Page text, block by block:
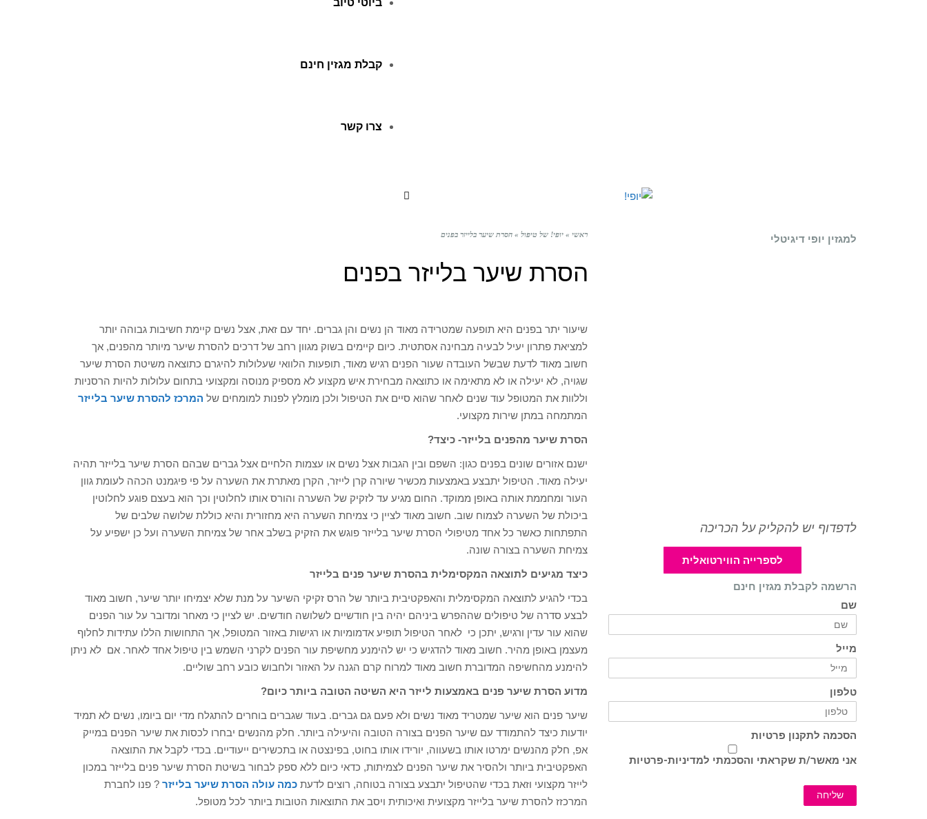
ביוטי טיוב
קבלת מגזין חינם
צרו קשר
ראשי » יופי! של טיפול » הסרת שיער בלייזר בפנים
הסרת שיער בלייזר בפנים
שיעור יתר בפנים היא תופעה שמטרידה מאוד הן נשים והן גברים. יחד עם זאת, אצל נשים קיימת חשיבות גבוהה יותר
למציאת פתרון יעיל לבעיה מבחינה אסתטית. כיום קיימים בשוק מגוון רחב של דרכים להסרת שיער מיותר מהפנים, אך
חשוב מאוד לדעת שבשל העובדה שעור הפנים רגיש מאוד, תופעות הלוואי שעלולות להיגרם כתוצאה משיטת הסרת שיער
שגויה, לא יעילה או לא מתאימה או כתוצאה מבחירת איש מקצוע לא מספיק מנוסה ומקצועי בתחום עלולות להיות הרסניות
וללוות את המטופל עוד שנים לאחר שהוא סיים את הטיפול ולכן מומלץ לפנות למומחים של המרכז להסרת שיער בלייזר
המתמחה במתן שירות מקצועי.
הסרת שיער מהפנים בלייזר- כיצד?
ישנם אזורים שונים בפנים כגון: השפם ובין הגבות אצל נשים או עצמות הלחיים אצל גברים שבהם הסרת שיער בלייזר תהיה
יעילה מאוד. הטיפול יתבצע באמצעות מכשיר שיורה קרן לייזר, הקרן מאתרת את השערה על פי פיגמנט הכהה לעומת גוון
העור ומחממת אותה באופן ממוקד. החום מגיע עד לזקיק של השערה והורס אותו לחלוטין וכך הוא בעצם פוגע לחלוטין
ביכולת של השערה לצמוח שוב. חשוב מאוד לציין כי צמיחת השערה היא מחזורית והיא כוללת שלושה שלבים של
התפתחות כאשר כל אחד מטיפולי הסרת שיער בלייזר פוגש את הזקיק בשלב אחר של צמיחת השערה ועל כן ישפיע על
צמיחת השערה בצורה שונה.
כיצד מגיעים לתוצאה המקסימלית בהסרת שיער פנים בלייזר
בכדי להגיע לתוצאה המקסימלית והאפקטיבית ביותר של הרס זקיקי השיער על מנת שלא יצמיחו יותר שיער, חשוב מאוד
לבצע סדרה של טיפולים שההפרש ביניהם יהיה בין חודשיים לשלושה חודשים. יש לציין כי מאחר ומדובר על עור הפנים
שהוא עור עדין ורגיש, יתכן כי לאחר הטיפול תופיע אדמומיות או רגישות באזור המטופל, אך התחושות הללו עתידות לחלוף
מעצמן באופן מהיר. חשוב מאוד להדגיש כי יש להימנע מחשיפת עור הפנים לקרני השמש בין טיפול אחד לאחר. אם לא ניתן
להימנע מהחשיפה המדוברת חשוב מאוד למרוח קרם הגנה על האזור ולחבוש כובע רחב שוליים.
מדוע הסרת שיער פנים באמצעות לייזר היא השיטה הטובה ביותר כיום?
שיער פנים הוא שיער שמטריד מאוד נשים ולא פעם גם גברים. בעוד שגברים בוחרים להתגלח מדי יום ביומו, נשים לא תמיד
יודעות כיצד להתמודד עם שיער הפנים בצורה הטובה והיעילה ביותר. חלק מהנשים יבחרו לכסות את שיער הפנים במייק
אפ, חלק מהנשים ימרטו אותו בשעווה, יורידו אותו בחוט, בפינצטה או בתכשירים ייעודיים. בכדי לקבל את התוצאה
האפקטיבית ביותר ולהסיר את שיער הפנים לצמיתות, כדאי כיום ללא ספק לבחור בשיטת הסרת שיער פנים בלייזר במכון
לייזר מקצועי וזאת בכדי שהטיפול יתבצע בצורה בטוחה, רוצים לדעת כמה עולה הסרת שיער בלייזר ? פנו לחברת
המרכזז להסרת שיער בלייזר מקצועית ואיכותית ויסב את התוצאות הטובות ביותר לכל מטופל.
למגזין יופי דיגיטלי
לדפדוף יש להקליק על הכריכה
לספרייה הווירטואלית
הרשמה לקבלת מגזין חינם
שם
מייל
טלפון
הסכמה לתקנון פרטיות
אני מאשר/ת שקראתי והסכמתי למדיניות-פרטיות
שליחה